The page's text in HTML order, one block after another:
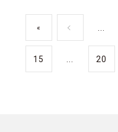
«
15 20